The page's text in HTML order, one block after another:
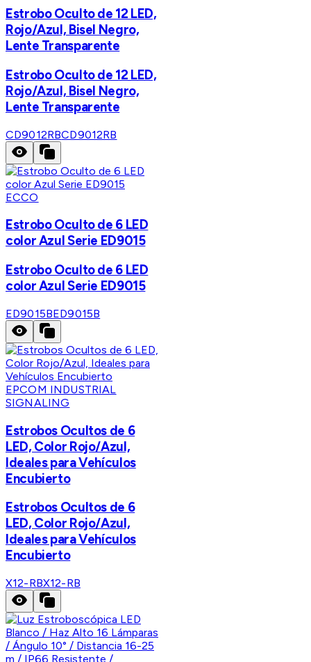
Estrobo Oculto de 12 LED,
Rojo/Azul, Bisel Negro,
Lente Transparente
Estrobo Oculto de 12 LED,
Rojo/Azul, Bisel Negro,
Lente Transparente
CD9012RBCD9012RB
ECCO
Estrobo Oculto de 6 LED
color Azul Serie ED9015
Estrobo Oculto de 6 LED
color Azul Serie ED9015
ED9015BED9015B
EPCOM INDUSTRIAL
SIGNALING
Estrobos Ocultos de 6
LED, Color Rojo/Azul,
Ideales para Vehículos
Encubierto
Estrobos Ocultos de 6
LED, Color Rojo/Azul,
Ideales para Vehículos
Encubierto
X12-RBX12-RB